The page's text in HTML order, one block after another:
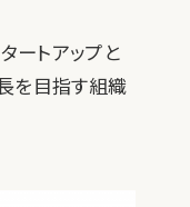
ートアップと
を目指す組織